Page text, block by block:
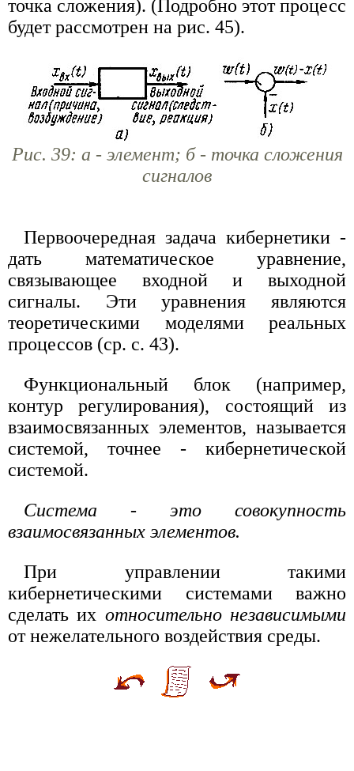
точка сложения). (Подробно этот процесс
будет рассмотрен на рис. 45).
Рис. 39: а - элемент; б - точка сложения
сигналов
Первоочередная задача кибернетики -
дать математическое уравнение,
связывающее входной и выходной
сигналы. Эти уравнения являются
теоретическими моделями реальных
процессов (ср. с. 43).
Функциональный блок (например,
контур регулирования), состоящий из
взаимосвязанных элементов, называется
системой, точнее - кибернетической
системой.
Система - это совокупность
взаимосвязанных элементов.
При управлении такими
кибернетическими системами важно
сделать их относительно независимыми
от нежелательного воздействия среды.